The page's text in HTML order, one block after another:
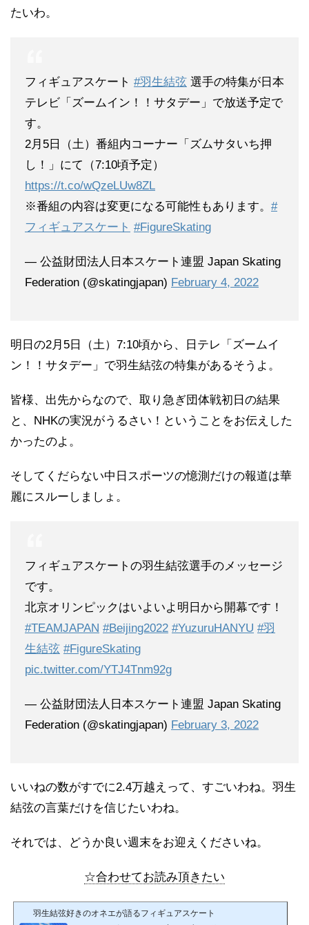
たいわ。
フィギュアスケート #羽生結弦 選手の特集が日本
テレビ「ズームイン！！サタデー」で放送予定で
す。
2月5日（土）番組内コーナー「ズムサタいち押
し！」にて（7:10頃予定）
https://t.co/wQzeLUw8ZL
※番組の内容は変更になる可能性もあります。 #
フィギュアスケート #FigureSkating
— 公益財団法人日本スケート連盟 Japan Skating
Federation (@skatingjapan) February 4, 2022
明日の2月5日（土）7:10頃から、日テレ「ズームイ
ン！！サタデー」で羽生結弦の特集があるそうよ。
皆様、出先からなので、取り急ぎ団体戦初日の結果
と、NHKの実況がうるさい！ということをお伝えした
かったのよ。
そしてくだらない中日スポーツの憶測だけの報道は華
麗にスルーしましょ。
フィギュアスケートの羽生結弦選手のメッセージ
です。
北京オリンピックはいよいよ明日から開幕です！
#TEAMJAPAN #Beijing2022 #YuzuruHANYU #羽
生結弦 #FigureSkating
pic.twitter.com/YTJ4Tnm92g
— 公益財団法人日本スケート連盟 Japan Skating
Federation (@skatingjapan) February 3, 2022
いいねの数がすでに2.4万越えって、すごいわね。羽生
結弦の言葉だけを信じたいわね。
それでは、どうか良い週末をお迎えくださいね。
☆合わせてお読み頂きたい
羽生結弦好きのオネエが語るフィギュアスケート